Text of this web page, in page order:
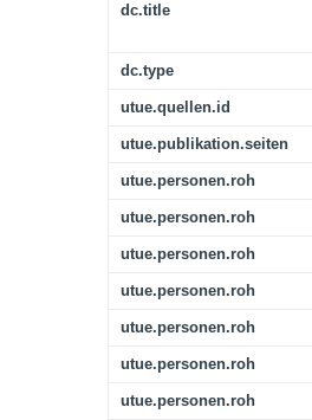
dc.title
dc.type
utue.quellen.id
utue.publikation.seiten
utue.personen.roh
utue.personen.roh
utue.personen.roh
utue.personen.roh
utue.personen.roh
utue.personen.roh
utue.personen.roh